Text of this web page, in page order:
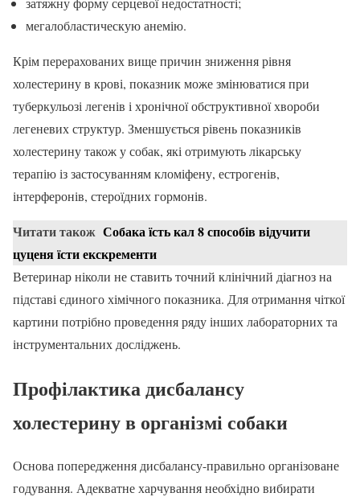
мегалобластическую анемію.
Крім перерахованих вище причин зниження рівня
холестерину в крові, показник може змінюватися при
туберкульозі легенів і хронічної обструктивної хвороби
легеневих структур. Зменшується рівень показників
холестерину також у собак, які отримують лікарську
терапію із застосуванням кломіфену, естрогенів,
інтерферонів, стероїдних гормонів.
Читати також Собака їсть кал 8 способів відучити
цуценя їсти екскременти
Ветеринар ніколи не ставить точний клінічний діагноз на
підставі єдиного хімічного показника. Для отримання чіткої
картини потрібно проведення ряду інших лабораторних та
інструментальних досліджень.
Профілактика дисбалансу
холестерину в організмі собаки
Основа попередження дисбалансу-правильно організоване
годування. Адекватне харчування необхідно вибирати